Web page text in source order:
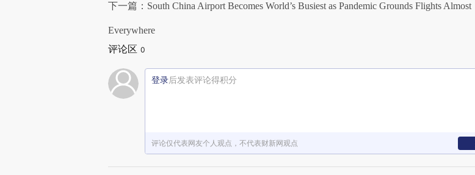
下一篇：South China Airport Becomes World’s Busiest as Pandemic Grounds Flights Almost
Everywhere
评论区 0
登录后发表评论得积分
评论仅代表网友个人观点，不代表财新网观点